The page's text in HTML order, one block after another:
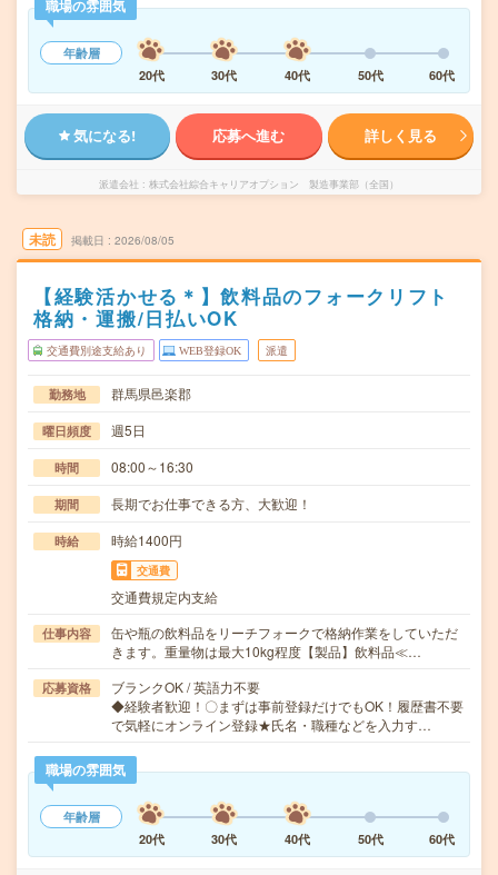
職場の雰囲気
年齢層
20代
30代 40代 50代 60代
気になる! 応募へ進む 詳しく見る
派遣会社 株式会社綜合キャリアオプション 製造事業部（全国）
未読 掲載日 2026/08/05
【経験活かせる＊】飲料品のフォークリフト
格納・運搬/日払いOK
交通費別途支給あり WEB登録OK 派遣
勤務地 群馬県邑楽郡
曜日頻度 週5日
時間 08:00～16:30
期間 長期でお仕事できる方、大歓迎！
時給 時給1400円
交通費
交通費規定内支給
仕事内容
缶や瓶の飲料品をリーチフォークで格納作業をしていただ
きます。重量物は最大10kg程度【製品】飲料品≪…
応募資格
ブランクOK / 英語力不要
◆経験者歓迎！〇まずは事前登録だけでもOK！履歴書不要
で気軽にオンライン登録★氏名・職種などを入力す…
職場の雰囲気
年齢層
20代
30代 40代 50代 60代